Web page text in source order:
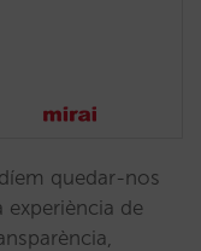
quedar-nos
experiència de